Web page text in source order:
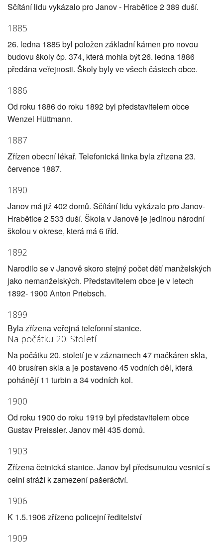
Sčítání lidu vykázalo pro Janov - Hrabětice 2 389 duší.
1885
26. ledna 1885 byl položen základní kámen pro novou
budovu školy čp. 374, která mohla být 26. ledna 1886
předána veřejnosti. Školy byly ve všech částech obce.
1886
Od roku 1886 do roku 1892 byl představitelem obce
Wenzel Hüttmann.
1887
Zřízen obecní lékař. Telefonická linka byla zřizena 23.
července 1887.
1890
Janov má již 402 domů. Sčítání lidu vykázalo pro Janov-
Hrabětice 2 533 duší. Škola v Janově je jedinou národní
školou v okrese, která má 6 tříd.
1892
Narodilo se v Janově skoro stejný počet dětí manželských
jako nemanželských. Představitelem obce je v letech
1892- 1900 Anton Priebsch.
1899
Byla zřízena veřejná telefonní stanice.
Na počátku 20. Století
Na počátku 20. století je v záznamech 47 mačkáren skla,
40 brusíren skla a je postaveno 45 vodních děl, která
pohánějí 11 turbin a 34 vodních kol.
1900
Od roku 1900 do roku 1919 byl představitelem obce
Gustav Preissler. Janov měl 435 domů.
1903
Zřízena četnická stanice. Janov byl předsunutou vesnicí s
celní stráží k zamezení pašeráctví.
1906
K 1.5.1906 zřízeno policejní ředitelství
1909